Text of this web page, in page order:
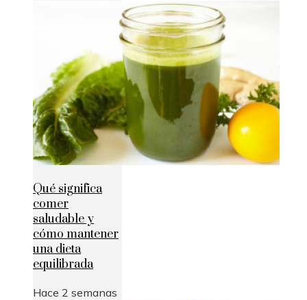
Qué significa
comer
saludable y
cómo mantener
una dieta
equilibrada
Hace 2 semanas